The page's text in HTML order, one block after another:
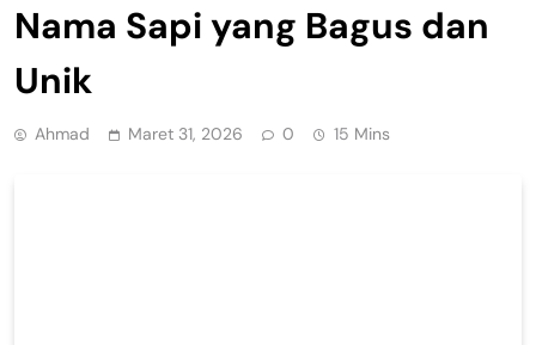
Nama Sapi yang Bagus dan
Unik
Ahmad Maret 31, 2026 0 15 Mins